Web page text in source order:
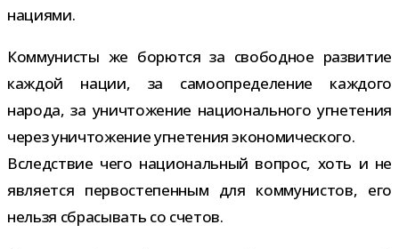
нациями.
Коммунисты же борются за сво­бод­ное раз­ви­тие
каж­дой нации, за само­опре­де­ле­ние каж­дого
народа, за уни­что­же­ние наци­о­наль­ного угне­те­ния
через уни­что­же­ние угне­те­ния эко­но­ми­че­ского.
Вследствие чего наци­о­наль­ный вопрос, хоть и не
явля­ется пер­во­сте­пен­ным для ком­му­ни­стов, его
нельзя сбра­сы­вать со счетов.